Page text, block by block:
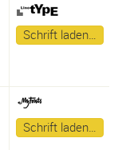
Schrift laden…
Schrift laden…